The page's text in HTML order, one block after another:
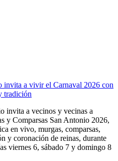
invita a vecinos y vecinas a
y Comparsas San Antonio 2026,
en vivo, murgas, comparsas,
y coronación de reinas, durante
viernes 6, sábado 7 y domingo 8